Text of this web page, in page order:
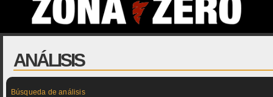
CONTENIDO
COMUNIDAD
FEEEDBACK
ANÁLISIS
Búsqueda de análisis